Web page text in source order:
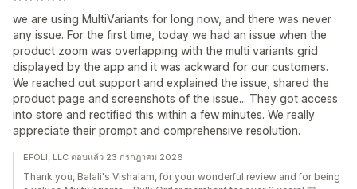
we are using MultiVariants for long now, and there was never
any issue. For the first time, today we had an issue when the
product zoom was overlapping with the multi variants grid
displayed by the app and it was ackward for our customers.
We reached out support and explained the issue, shared the
product page and screenshots of the issue... They got access
into store and rectified this within a few minutes. We really
appreciate their prompt and comprehensive resolution.
EFOLI, LLC ตอบแล้ว 23 กรกฎาคม 2026
Thank you, Balali's Vishalam, for your wonderful review and for being